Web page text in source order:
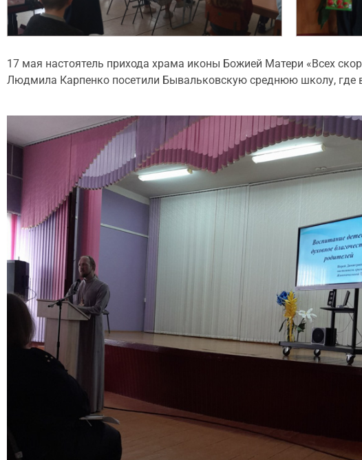
17 мая настоятель прихода храма иконы Божией Матери «Всех
Людмила Карпенко посетили Бывальковскую среднюю школу, где